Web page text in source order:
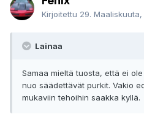
Kirjoitettu 29. Maaliskuuta,
Lainaa
Samaa mieltä tuosta, että ei
nuo säädettävät purkit. Vakio
mukaviin tehoihin saakka kyllä.